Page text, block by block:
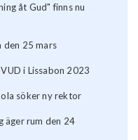
åt Gud" finns nu
den 25 mars
i Lissabon 2023
söker ny rektor
äger rum den 24